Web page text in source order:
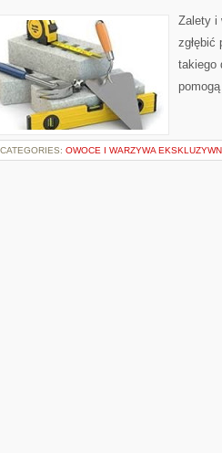
Zalety i
zgłębić
takiego
CATEGORIES: OWOCE I WARZYWA